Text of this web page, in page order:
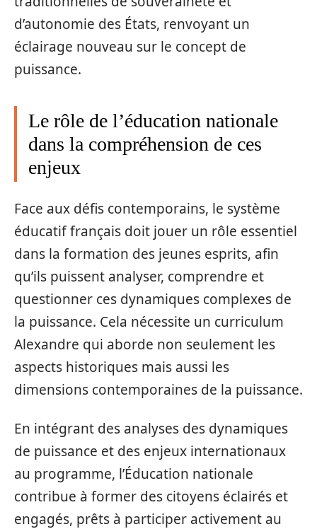
d’autonomie des États, renvoyant un
éclairage nouveau sur le concept de
puissance.
Le rôle de l’éducation nationale
dans la compréhension de ces
enjeux
Face aux défis contemporains, le système
éducatif français doit jouer un rôle essentiel
dans la formation des jeunes esprits, afin
qu’ils puissent analyser, comprendre et
questionner ces dynamiques complexes de
la puissance. Cela nécessite un curriculum
Alexandre qui aborde non seulement les
aspects historiques mais aussi les
dimensions contemporaines de la puissance.
En intégrant des analyses des dynamiques
de puissance et des enjeux internationaux
au programme, l’Éducation nationale
contribue à former des citoyens éclairés et
engagés, prêts à participer activement au